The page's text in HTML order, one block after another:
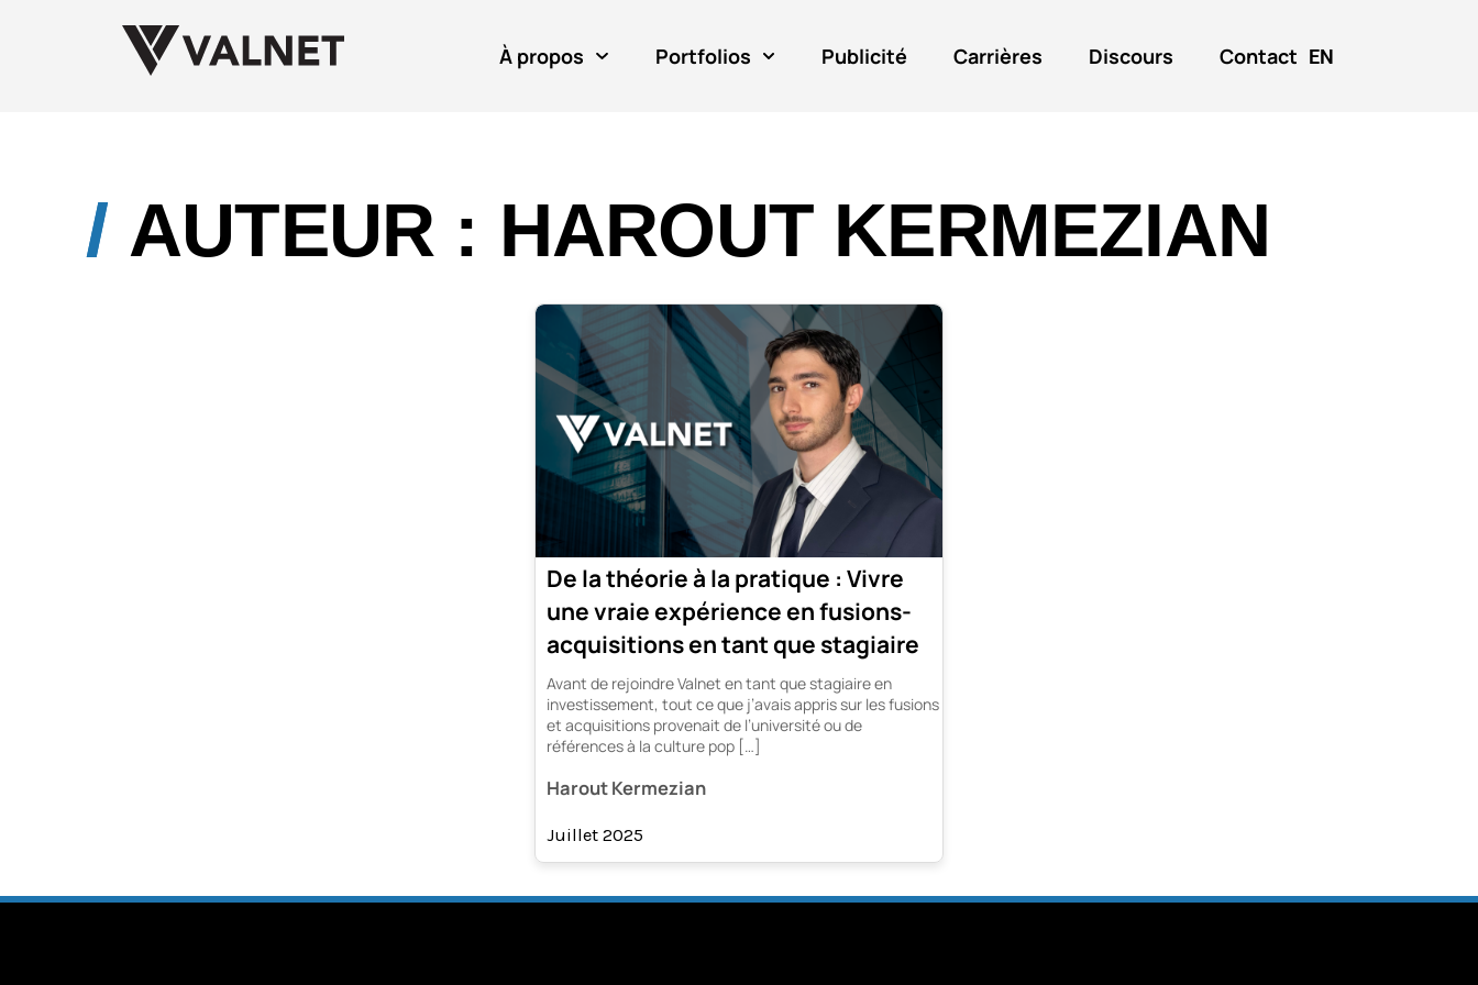
À propos Portfolios Publicité Carrières Discours Contact EN
AUTEUR : HAROUT KERMEZIAN
De la théorie à la pratique : Vivre
une vraie expérience en fusions-
acquisitions en tant que stagiaire
Avant de rejoindre Valnet en tant que stagiaire en
investissement, tout ce que j’avais appris sur les fusions
et acquisitions provenait de l’université ou de
références à la culture pop […]
Harout Kermezian
Juillet 2025